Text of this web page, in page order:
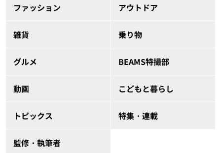
ファッション アウトドア
雑貨 乗り物
グルメ BEAMS特撮部
動画 こどもと暮らし
トピックス 特集・連載
監修・執筆者